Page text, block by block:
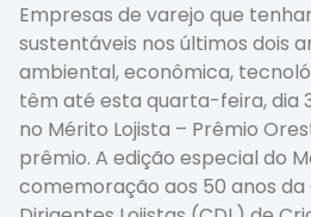
Empresas de varejo que
sustentáveis nos últimos dois
ambiental, econômica,
têm até esta quarta-feira, dia
no Mérito Lojista – Prêmio
prêmio. A edição especial do
comemoração aos 50 anos